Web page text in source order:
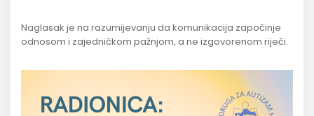
Naglasak je na razumijevanju da komunikacija započinje
odnosom i zajedničkom pažnjom, a ne izgovorenom riječi.